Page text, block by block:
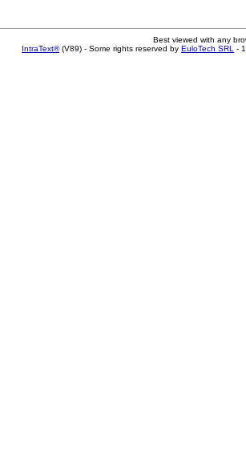
Best viewed with any
IntraText®(V89) - Some rights reserved by EuloTech SRL -